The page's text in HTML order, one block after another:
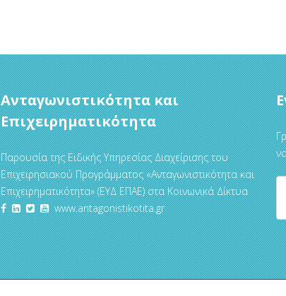
Ανταγωνιστικότητα και
Επιχειρηματικότητα
Παρουσία της Ειδικής Υπηρεσίας Διαχείρισης του
Επιχειρησιακού Προγράμματος «Ανταγωνιστικότητα και
Επιχειρηματικότητα» (ΕΥΔ ΕΠΑΕ) στα Κοινωνικά Δίκτυα
www.antagonistikotita.gr